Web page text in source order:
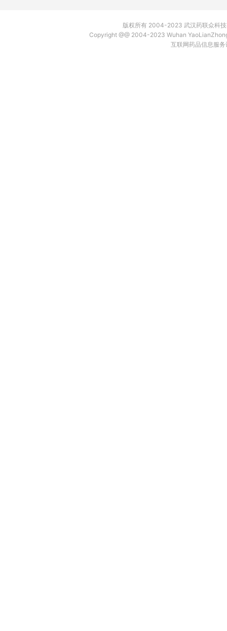
版权所有 2004-2023 武汉药联众科
Copyright @@ 2004-2023 Wuhan
互联网药品信息服